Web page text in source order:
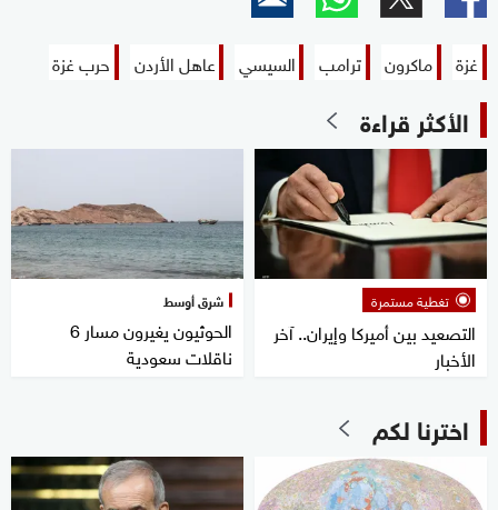
غزة ماكرون ترامب السيسي عاهل الأردن حرب غزة
الأكثر قراءة
تغطية مستمرة
التصعيد بين أميركا وإيران.. آخر
الأخبار
شرق أوسط
الحوثيون يغيرون مسار 6
ناقلات سعودية
اخترنا لكم